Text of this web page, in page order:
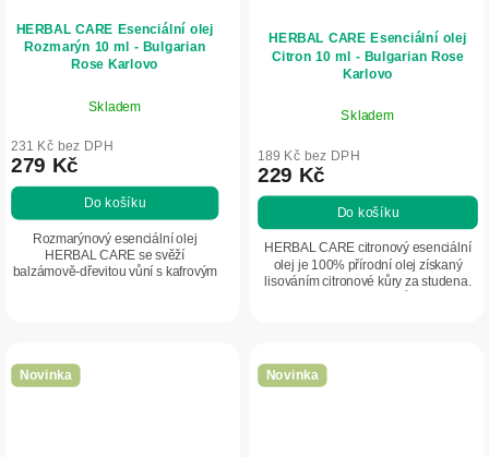
HERBAL CARE Esenciální olej
Rozmarýn 10 ml - Bulgarian
Rose Karlovo
Skladem
231 Kč bez DPH
279 Kč
Do košíku
Rozmarýnový esenciální olej
HERBAL CARE se svěží
balzámově-dřevitou vůní s kafrovým
HERBAL CARE Esenciální olej
Citron 10 ml - Bulgarian Rose
Karlovo
Skladem
189 Kč bez DPH
229 Kč
Do košíku
HERBAL CARE citronový esenciální
olej je 100% přírodní olej získaný
lisováním citronové kůry za studena.
Novinka Novinka